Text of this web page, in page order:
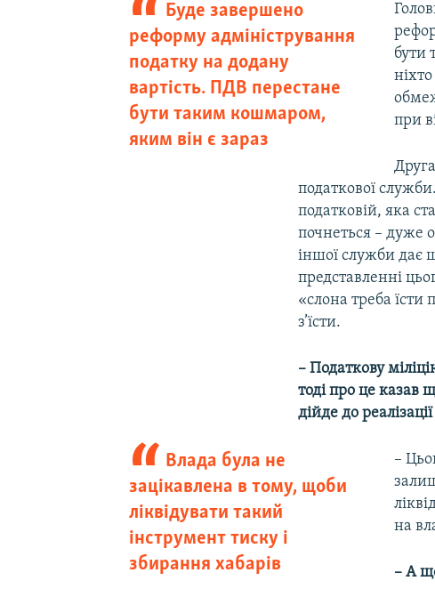
Буде завершено
реформу адміністрування
податку на додану
вартість. ПДВ перестане
бути таким кошмаром,
яким він є зараз
бути
при
податкової
податковій, яка
почнеться – дуже
іншої служби дає
представленні
«слона треба
з’їсти.
– Податкову
тоді про це казав
дійде до
Влада була не
зацікавлена в тому, щоби
ліквідувати такий
інструмент тиску і
збирання хабарів
–
на
– А